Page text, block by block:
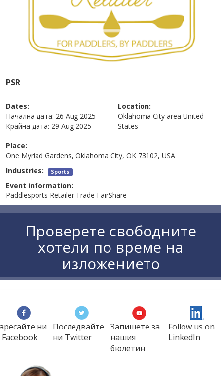
PSR
Dates:
Начална дата: 26 Aug 2025
Крайна дата: 29 Aug 2025
Location:
Oklahoma City area United
States
Place:
One Myriad Gardens, Oklahoma City, OK 73102, USA
Industries: Sports
Event information:
Paddlesports Retailer Trade FairShare
Проверете свободните
хотели по време на
изложението
ни
Последвайте
ни Twitter
Запишете за
нашия
бюлетин
Follow us on
LinkedIn